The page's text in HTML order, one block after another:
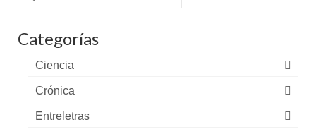
por:
Categorías
Ciencia
Crónica
Entreletras